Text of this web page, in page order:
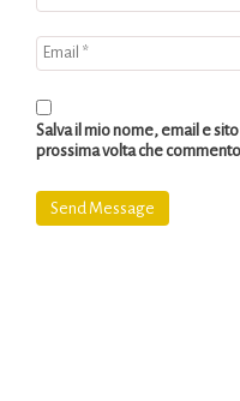
Salva il mio nome, email e
prossima volta che